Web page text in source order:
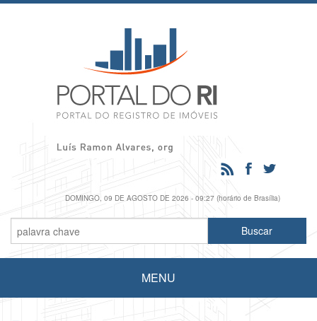
DOMINGO, 09 DE AGOSTO DE 2026 - 09:27 (horário de Brasília)
MENU